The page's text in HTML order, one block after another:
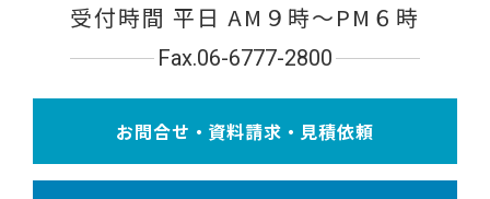
受付時間 平日 AM９時〜PM６時
Fax.06-6777-2800
お問合せ・資料請求・見積依頼